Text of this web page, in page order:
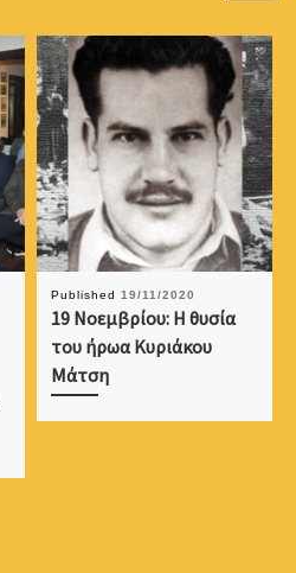
Published 19/11/2020
19 Νοεμβρίου: H θυσία
του ήρωα Κυριάκου
Μάτση